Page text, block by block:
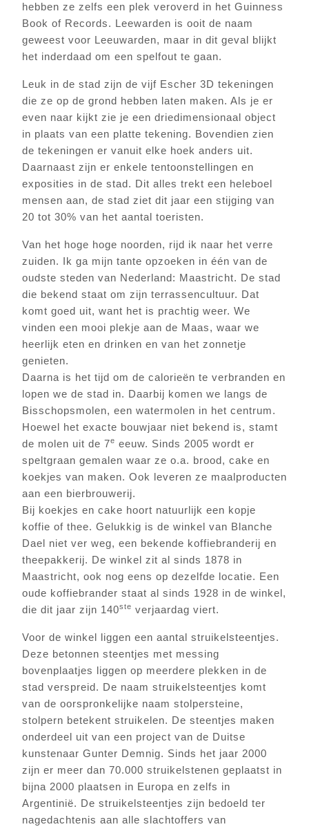
hebben ze zelfs een plek veroverd in het Guinness
Book of Records. Leewarden is ooit de naam
geweest voor Leeuwarden, maar in dit geval blijkt
het inderdaad om een spelfout te gaan.
Leuk in de stad zijn de vijf Escher 3D tekeningen
die ze op de grond hebben laten maken. Als je er
even naar kijkt zie je een driedimensionaal object
in plaats van een platte tekening. Bovendien zien
de tekeningen er vanuit elke hoek anders uit.
Daarnaast zijn er enkele tentoonstellingen en
exposities in de stad. Dit alles trekt een heleboel
mensen aan, de stad ziet dit jaar een stijging van
20 tot 30% van het aantal toeristen.
Van het hoge hoge noorden, rijd ik naar het verre
zuiden. Ik ga mijn tante opzoeken in één van de
oudste steden van Nederland: Maastricht. De stad
die bekend staat om zijn terrassencultuur. Dat
komt goed uit, want het is prachtig weer. We
vinden een mooi plekje aan de Maas, waar we
heerlijk eten en drinken en van het zonnetje
genieten.
Daarna is het tijd om de calorieën te verbranden en
lopen we de stad in. Daarbij komen we langs de
Bisschopsmolen, een watermolen in het centrum.
Hoewel het exacte bouwjaar niet bekend is, stamt
de molen uit de 7e eeuw. Sinds 2005 wordt er
speltgraan gemalen waar ze o.a. brood, cake en
koekjes van maken. Ook leveren ze maalproducten
aan een bierbrouwerij.
Bij koekjes en cake hoort natuurlijk een kopje
koffie of thee. Gelukkig is de winkel van Blanche
Dael niet ver weg, een bekende koffiebranderij en
theepakkerij. De winkel zit al sinds 1878 in
Maastricht, ook nog eens op dezelfde locatie. Een
oude koffiebrander staat al sinds 1928 in de winkel,
die dit jaar zijn 140ste verjaardag viert.
Voor de winkel liggen een aantal struikelsteentjes.
Deze betonnen steentjes met messing
bovenplaatjes liggen op meerdere plekken in de
stad verspreid. De naam struikelsteentjes komt
van de oorspronkelijke naam stolpersteine,
stolpern betekent struikelen. De steentjes maken
onderdeel uit van een project van de Duitse
kunstenaar Gunter Demnig. Sinds het jaar 2000
zijn er meer dan 70.000 struikelstenen geplaatst in
bijna 2000 plaatsen in Europa en zelfs in
Argentinië. De struikelsteentjes zijn bedoeld ter
nagedachtenis aan alle slachtoffers van